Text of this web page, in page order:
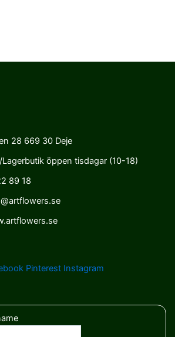
28 669 30 Deje
öppen tisdagar (10-18)
89 18
Pinterest Instagram